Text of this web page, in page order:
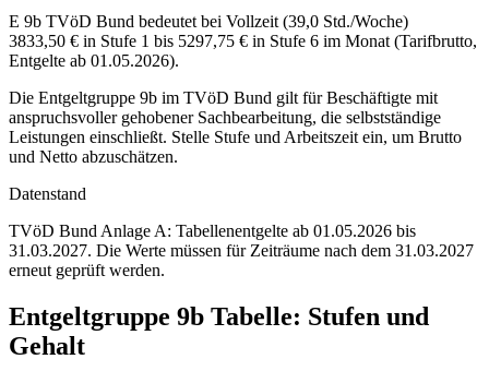
E 9b TVöD Bund bedeutet bei Vollzeit (39,0 Std./Woche)
3833,50 € in Stufe 1 bis 5297,75 € in Stufe 6 im Monat (Tarifbrutto,
Entgelte ab 01.05.2026).
Die Entgeltgruppe 9b im TVöD Bund gilt für Beschäftigte mit
anspruchsvoller gehobener Sachbearbeitung, die selbstständige
Leistungen einschließt. Stelle Stufe und Arbeitszeit ein, um Brutto
und Netto abzuschätzen.
Datenstand
TVöD Bund Anlage A: Tabellenentgelte ab 01.05.2026 bis
31.03.2027. Die Werte müssen für Zeiträume nach dem 31.03.2027
erneut geprüft werden.
Entgeltgruppe 9b Tabelle: Stufen und
Gehalt